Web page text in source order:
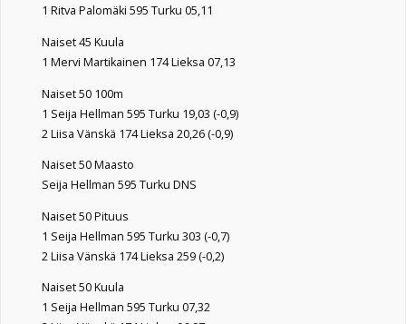
1 Ritva Palomäki 595 Turku 05,11
Naiset 45 Kuula
1 Mervi Martikainen 174 Lieksa 07,13
Naiset 50 100m
1 Seija Hellman 595 Turku 19,03 (-0,9)
2 Liisa Vänskä 174 Lieksa 20,26 (-0,9)
Naiset 50 Maasto
Seija Hellman 595 Turku DNS
Naiset 50 Pituus
1 Seija Hellman 595 Turku 303 (-0,7)
2 Liisa Vänskä 174 Lieksa 259 (-0,2)
Naiset 50 Kuula
1 Seija Hellman 595 Turku 07,32